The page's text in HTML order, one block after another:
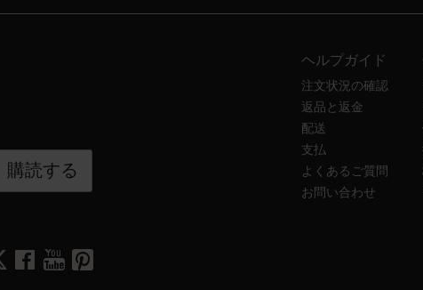
購読する
ヘルプガイド
注文状況の確認
返品と返金
配送
支払
よくあるご質問
お問い合わせ